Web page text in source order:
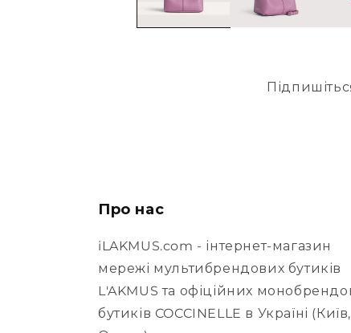
Про нас
iLAKMUS.com - інтернет-магазин
мережі мультибрендових бутиків
L'AKMUS та офіційних
бутиків COCCINELLE в Україні (Київ,